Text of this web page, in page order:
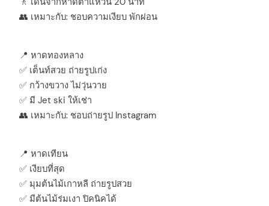
👥 เหมาะกับ: ชอบความเงียบ พักผ่อน
📍 หาดทองหลาง
✅ เต็นท์สวย ถ่ายรูปเก่ง
✅ กว้างขวาง ไม่วุ่นวาย
✅ มี Jet ski ให้เช่า
👥 เหมาะกับ: ชอบถ่ายรูป Instagram
📍 หาดเทียน
✅ เงียบที่สุด
✅ มุมต้นไม้เกาหลี ถ่ายรูปสวย
✅ มีต้นไม้ร่มเงา ปิคนิคได้